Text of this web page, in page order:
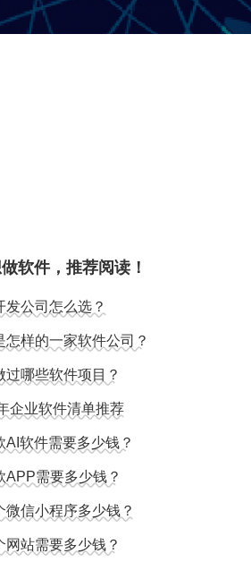
软件，推荐阅读！
发公司怎么选？
怎样的一家软件公司？
过哪些软件项目？
企业软件清单推荐
AI软件需要多少钱？
APP需要多少钱？
微信小程序多少钱？
网站需要多少钱？